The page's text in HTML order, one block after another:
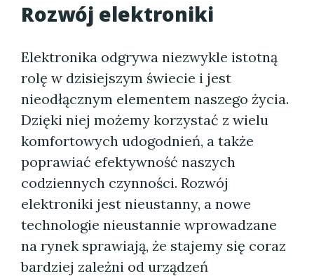
Rozwój elektroniki
Elektronika odgrywa niezwykle istotną
rolę w dzisiejszym świecie i jest
nieodłącznym elementem naszego życia.
Dzięki niej możemy korzystać z wielu
komfortowych udogodnień, a także
poprawiać efektywność naszych
codziennych czynności. Rozwój
elektroniki jest nieustanny, a nowe
technologie nieustannie wprowadzane
na rynek sprawiają, że stajemy się coraz
bardziej zależni od urządzeń